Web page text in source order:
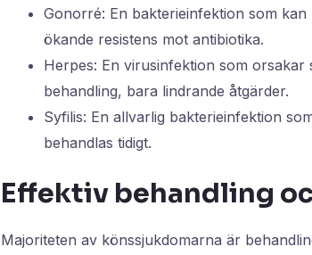
Gonorré: En bakterieinfektion som
ökande resistens mot antibiotika.
Herpes: En virusinfektion som
behandling, bara lindrande åtgärder.
Syfilis: En allvarlig bakterieinfektion
behandlas tidigt.
Effektiv behandling
Majoriteten av könssjukdomarna är